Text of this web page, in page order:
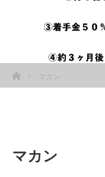
マカン
マカン